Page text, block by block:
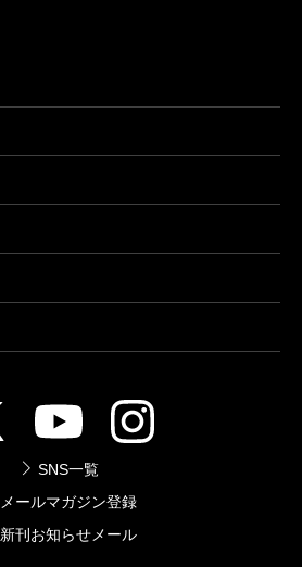
SNS一覧
メールマガジン登録
新刊お知らせメール